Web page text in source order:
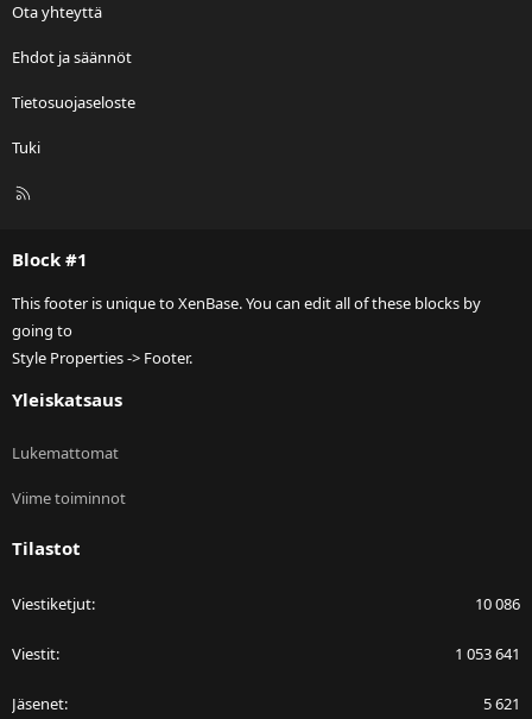
Ota yhteyttä
Ehdot ja säännöt
Tietosuojaseloste
Tuki
R
Block #1
This footer is unique to XenBase. You can edit all of these blocks by
going to
Style Properties -> Footer.
Yleiskatsaus
Lukemattomat
Viime toiminnot
Tilastot
Viestiketjut 10 086
Viestit 1 053 641
Jäsenet 5 621